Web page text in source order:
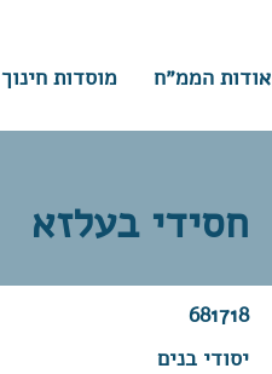
אודות הממ״ח מוסדות חינוך
חסידי בעלזא
681718
יסודי בנים